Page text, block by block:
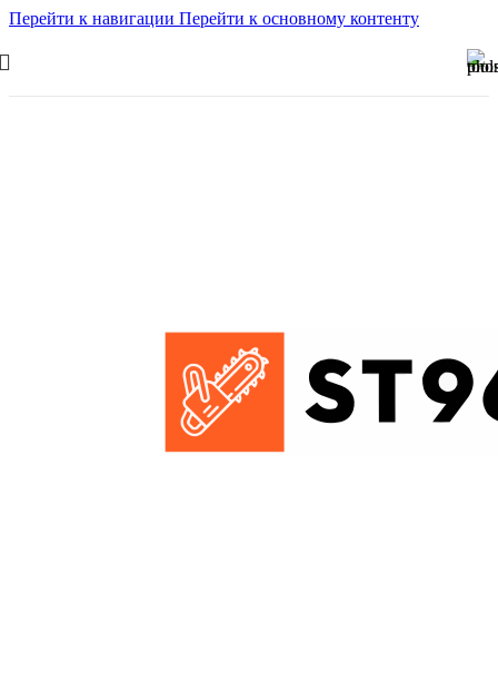
Перейти к навигации Перейти к основному контенту